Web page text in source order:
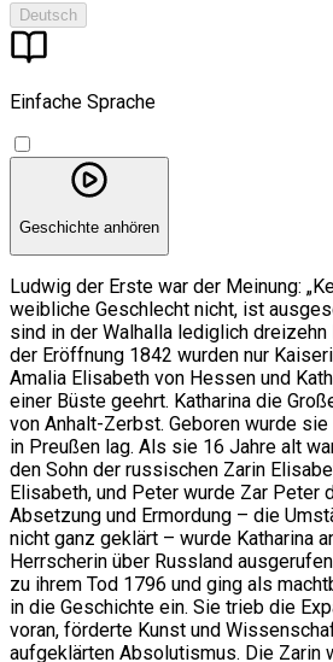
Deutsch
Einfache Sprache
Geschichte anhören
Ludwig der Erste war der Meinung:
weibliche Geschlecht nicht, ist
sind in der Walhalla lediglich dreizehn
der Eröffnung 1842 wurden nur
Amalia Elisabeth von Hessen und
einer Büste geehrt. Katharina die
von Anhalt-Zerbst. Geboren wurde
in Preußen lag. Als sie 16 Jahre alt
den Sohn der russischen Zarin
Elisabeth, und Peter wurde Zar Peter
Absetzung und Ermordung – die
nicht ganz geklärt – wurde Katharina
Herrscherin über Russland
zu ihrem Tod 1796 und ging als
in die Geschichte ein. Sie trieb die
voran, förderte Kunst und
aufgeklärten Absolutismus. Die Zarin